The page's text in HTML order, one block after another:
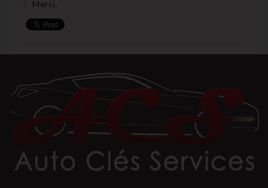
Merci.